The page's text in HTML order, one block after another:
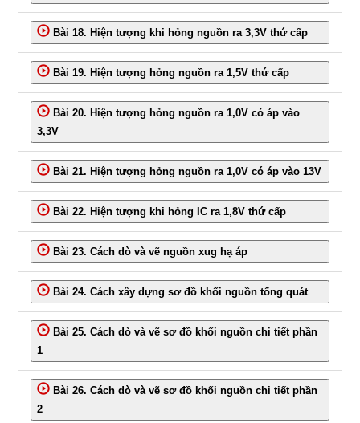
Bài 18. Hiện tượng khi hỏng nguồn ra 3,3V thứ cấp
Bài 19. Hiện tượng hỏng nguồn ra 1,5V thứ cấp
Bài 20. Hiện tượng hỏng nguồn ra 1,0V có áp vào
3,3V
Bài 21. Hiện tượng hỏng nguồn ra 1,0V có áp vào 13V
Bài 22. Hiện tượng khi hỏng IC ra 1,8V thứ cấp
Bài 23. Cách dò và vẽ nguồn xug hạ áp
Bài 24. Cách xây dựng sơ đồ khối nguồn tổng quát
Bài 25. Cách dò và vẽ sơ đồ khối nguồn chi tiết phần
1
Bài 26. Cách dò và vẽ sơ đồ khối nguồn chi tiết phần
2